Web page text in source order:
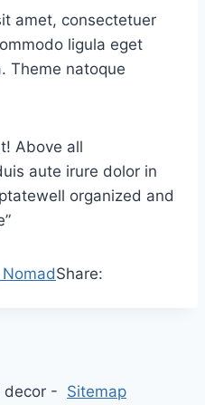
amet, consectetuer
ligula eget
Theme natoque
Above all
aute irure dolor in
organized and
Share:
decor - Sitemap